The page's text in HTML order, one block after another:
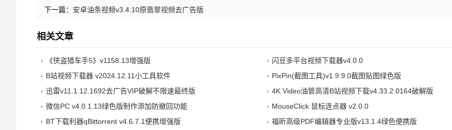
下一篇： 安卓油条视频v3.4.10原翡翠视频去广告版
相关文章
《侠盗猎车手5》v1158.13增强版
闪豆多平台视频下载器v4.0.0
B站视频下载器 v2024.12.11小工具软件
PixPin(截图工具)v1.9.9.0截图贴图绿色版
迅雷v11.1.12.1692去广告VIP破解不限速最终版
4K Video油管高清B站视频下载v4.33.2.0164破解版
微信PC v4.0.1.13绿色版制作添加防撤回功能
MouseClick 鼠标连点器 v2.0.0
BT下载利器qBittorrent v4.6.7.1便携增强版
福昕高级PDF编辑器专业版v13.1.4绿色便携版